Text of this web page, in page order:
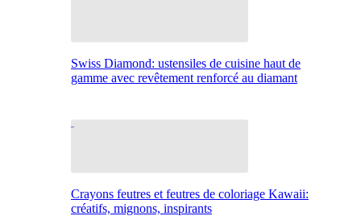
Swiss Diamond: ustensiles de cuisine haut de
gamme avec revêtement renforcé au diamant
Crayons feutres et feutres de coloriage Kawaii:
créatifs, mignons, inspirants